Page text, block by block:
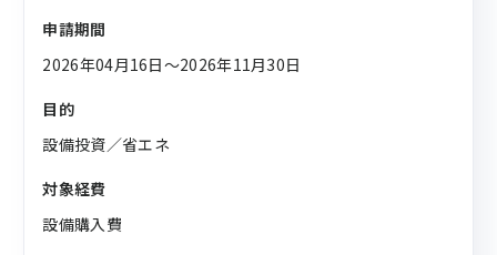
申請期間
2026年04月16日〜2026年11月30日
目的
設備投資／省エネ
対象経費
設備購入費